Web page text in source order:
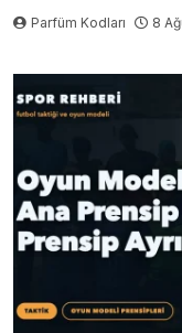
Parfüm Kodları 8